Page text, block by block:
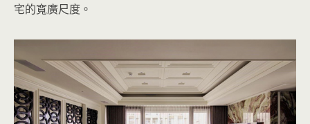
宅的寬廣尺度。